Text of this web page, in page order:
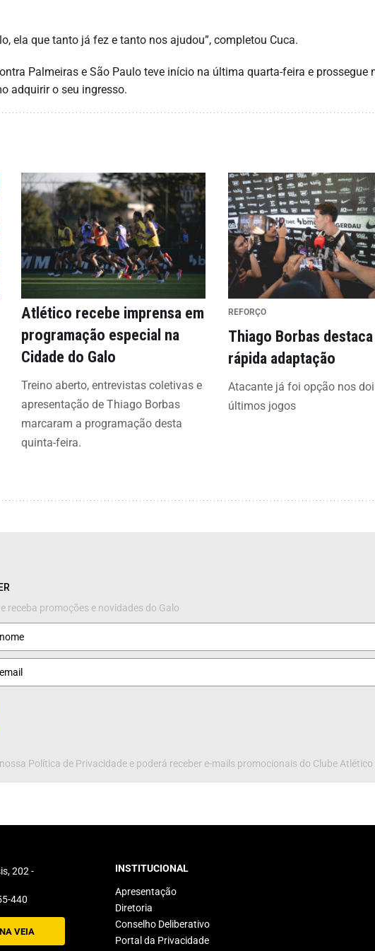
ela que tanto já fez e tanto nos ajudou”, completou Cuca.
Palmeiras e São Paulo teve início na última quarta-feira e prossegue
adquirir o seu ingresso.
Atlético recebe imprensa em
programação especial na
Cidade do Galo
Treino aberto, entrevistas coletivas e
apresentação de Thiago Borbas
marcaram a programação desta
quinta-feira.
REFORÇO
Thiago Borbas destaca
rápida adaptação
Atacante já foi opção nos
últimos jogos
receba promoções e novidades do Galo
Política de Privacidade e poderá receber e-mails promocionais do Clube
202 -
440
VEIA
INSTITUCIONAL
Apresentação
Diretoria
Conselho Deliberativo
Portal da Privacidade